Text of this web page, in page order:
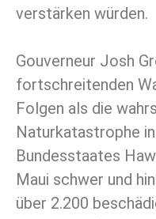
verstärken würden.
Gouverneur Josh
fortschreitenden
Folgen als die
Naturkatastrophe
Bundesstaates
Maui schwer und
über 2.200